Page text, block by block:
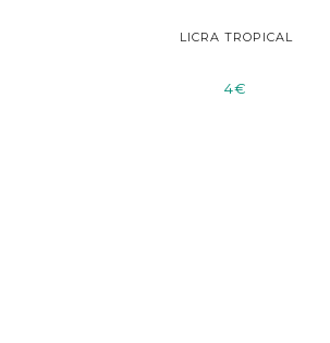
LICRA TROPICAL
4€